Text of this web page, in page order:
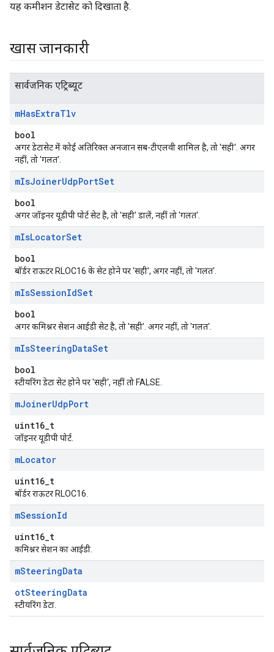
यह कमीशन डेटासेट को दिखाता है.
खास जानकारी
सार्वजनिक एट्रिब्यूट
mHasExtraTlv
bool
अगर डेटासेट में कोई अतिरिक्त अनजान सब-टीएलवी शामिल है, तो 'सही'. अगर
नहीं, तो 'गलत'.
mIsJoinerUdpPortSet
bool
अगर जॉइनर यूडीपी पोर्ट सेट है, तो 'सही' डालें, नहीं तो 'गलत'.
mIsLocatorSet
bool
बॉर्डर राऊटर RLOC16 के सेट होने पर 'सही', अगर नहीं, तो 'गलत'.
mIsSessionIdSet
bool
अगर कमिश्नर सेशन आईडी सेट है, तो 'सही'. अगर नहीं, तो 'गलत'.
mIsSteeringDataSet
bool
स्टीयरिंग डेटा सेट होने पर 'सही', नहीं तो FALSE.
mJoinerUdpPort
uint16_t
जॉइनर यूडीपी पोर्ट.
mLocator
uint16_t
बॉर्डर राऊटर RLOC16.
mSessionId
uint16_t
कमिश्नर सेशन का आईडी.
mSteeringData
otSteeringData
स्टीयरिंग डेटा.